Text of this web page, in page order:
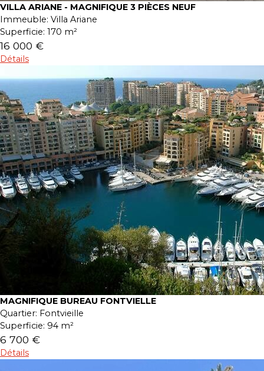
VILLA ARIANE - MAGNIFIQUE 3 PIÈCES NEUF
Immeuble: Villa Ariane
Superficie: 170 m²
16 000 €
Détails
MAGNIFIQUE BUREAU FONTVIELLE
Quartier: Fontvieille
Superficie: 94 m²
6 700 €
Détails